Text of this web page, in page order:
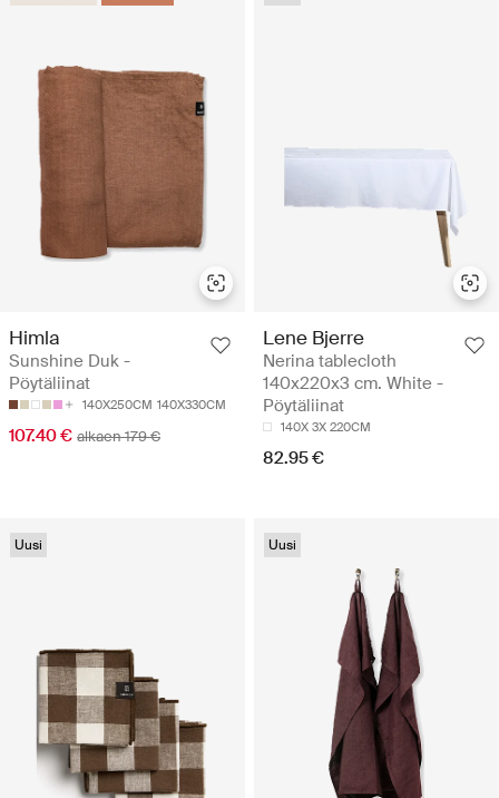
Himla
Sunshine Duk -
Pöytäliinat
140X250CM 140X330CM
107.40 € alkaen 179 €
Lene Bjerre
Nerina tablecloth
140x220x3 cm. White -
Pöytäliinat
140X 3X 220CM
82.95 €
Uusi Uusi